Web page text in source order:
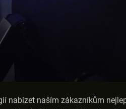
nabízet naším zákazníkům